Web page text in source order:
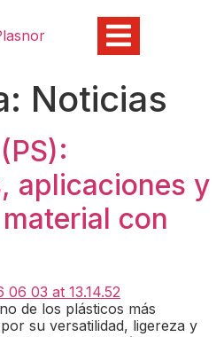
Noticias
aplicaciones y
con
de los plásticos más
su versatilidad, ligereza y